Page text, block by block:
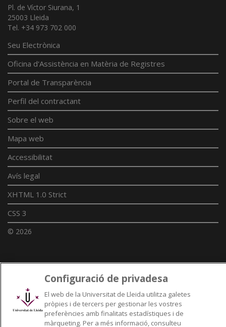
Pl. de Víctor Siurana, 1
25003 Lleida
Tel. +34 973 702 000
Seu Electrònica
Oficina d'Assistència en Matèria de Registres
Portal de Transparència
Perfil del contractant
Sobre el web
Mapa web
Accessibilitat
Avís legal
XHTML 1.0 Strict
CSS 3
© 2026
Enllaços UdL
Xarxes universitàries
Configuració de privadesa
El web de la Universitat de Lleida utilitza galetes
pròpies i de tercers per gestionar les vostres
preferències amb finalitats estadístiques i de
màrqueting. Per a més informació, consulteu